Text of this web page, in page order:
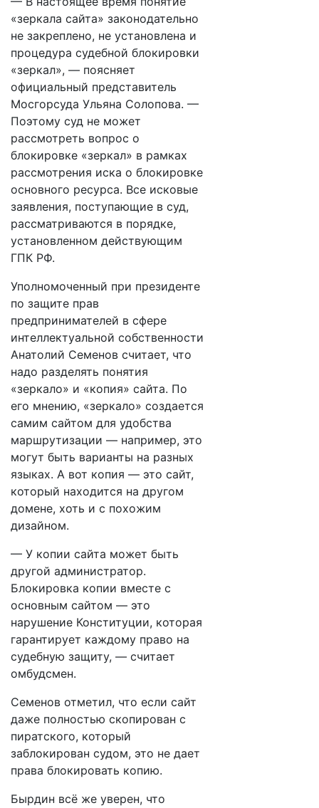
«зеркала сайта» законодательно
не закреплено, не установлена и
процедура судебной блокировки
«зеркал», — поясняет
официальный представитель
Мосгорсуда Ульяна Солопова. —
Поэтому суд не может
рассмотреть вопрос о
блокировке «зеркал» в рамках
рассмотрения иска о блокировке
основного ресурса. Все исковые
заявления, поступающие в суд,
рассматриваются в порядке,
установленном действующим
ГПК РФ.
Уполномоченный при президенте
по защите прав
предпринимателей в сфере
интеллектуальной собственности
Анатолий Семенов считает, что
надо разделять понятия
«зеркало» и «копия» сайта. По
его мнению, «зеркало» создается
самим сайтом для удобства
маршрутизации — например, это
могут быть варианты на разных
языках. А вот копия — это сайт,
который находится на другом
домене, хоть и с похожим
дизайном.
— У копии сайта может быть
другой администратор.
Блокировка копии вместе с
основным сайтом — это
нарушение Конституции, которая
гарантирует каждому право на
судебную защиту, — считает
омбудсмен.
Семенов отметил, что если сайт
даже полностью скопирован с
пиратского, который
заблокирован судом, это не дает
права блокировать копию.
Бырдин всё же уверен, что